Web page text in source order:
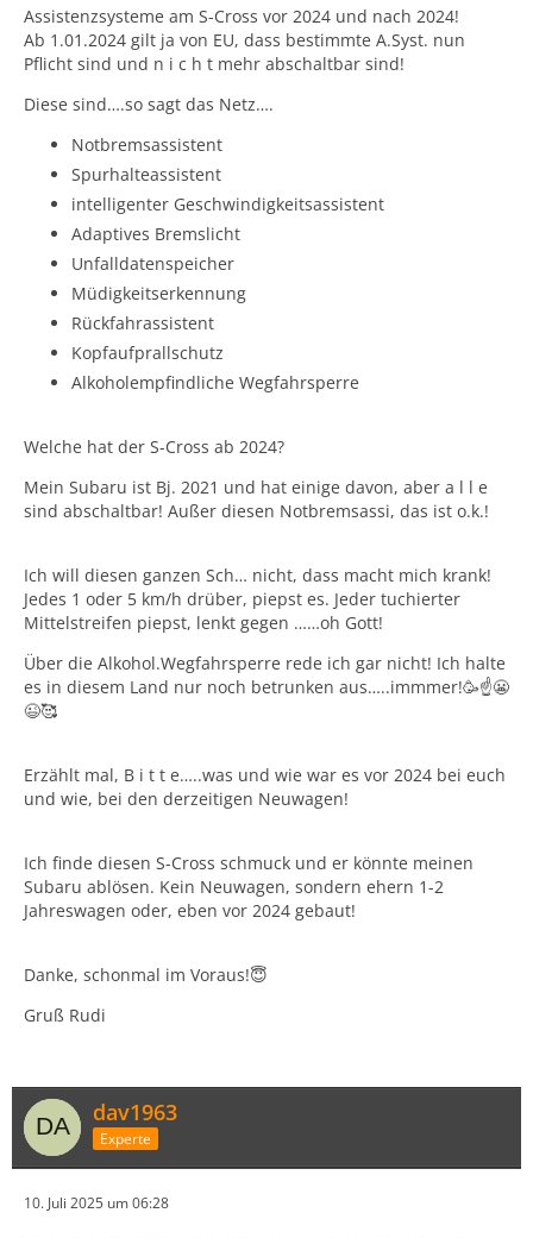
Assistenzsysteme am S-Cross vor 2024 und nach 2024!
Ab 1.01.2024 gilt ja von EU, dass bestimmte A.Syst. nun
Pflicht sind und n i c h t mehr abschaltbar sind!
Diese sind….so sagt das Netz….
Notbremsassistent
Spurhalteassistent
intelligenter Geschwindigkeitsassistent
Adaptives Bremslicht
Unfalldatenspeicher
Müdigkeitserkennung
Rückfahrassistent
Kopfaufprallschutz
Alkoholempfindliche Wegfahrsperre
Welche hat der S-Cross ab 2024?
Mein Subaru ist Bj. 2021 und hat einige davon, aber a l l e
sind abschaltbar! Außer diesen Notbremsassi, das ist o.k.!
Ich will diesen ganzen Sch… nicht, dass macht mich krank!
Jedes 1 oder 5 km/h drüber, piepst es. Jeder tuchierter
Mittelstreifen piepst, lenkt gegen ……oh Gott!
Über die Alkohol.Wegfahrsperre rede ich gar nicht! Ich halte
es in diesem Land nur noch betrunken aus…..immmer!🥳☝️😬
😉🥰
Erzählt mal, B i t t e…..was und wie war es vor 2024 bei euch
und wie, bei den derzeitigen Neuwagen!
Ich finde diesen S-Cross schmuck und er könnte meinen
Subaru ablösen. Kein Neuwagen, sondern ehern 1-2
Jahreswagen oder, eben vor 2024 gebaut!
Danke, schonmal im Voraus!😇
Gruß Rudi
dav1963
Experte
10. Juli 2025 um 06:28